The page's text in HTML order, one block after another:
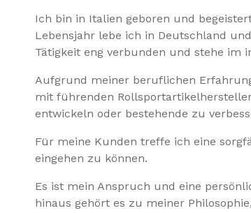
Ich bin in Italien geboren und
Lebensjahr lebe ich in Deutschland
Tätigkeit eng verbunden und stehe im
Aufgrund meiner beruflichen
mit führenden
entwickeln oder bestehende zu
Für meine Kunden treffe ich eine
eingehen zu können.
Es ist mein Anspruch und eine
hinaus gehört es zu meiner